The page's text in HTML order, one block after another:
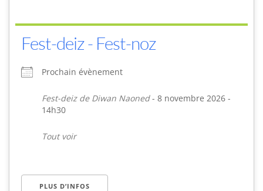
Fest-deiz - Fest-noz
Prochain évènement
Fest-deiz de Diwan Naoned- 8 novembre 2026 -
14h30
Tout voir
PLUS D’INFOS